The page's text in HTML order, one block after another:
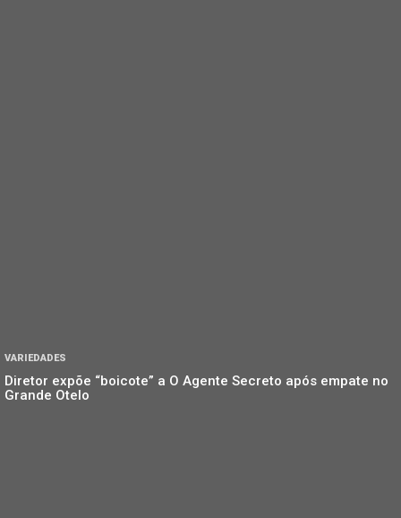
VARIEDADES
Diretor expõe “boicote” a O Agente Secreto após empate no
Grande Otelo